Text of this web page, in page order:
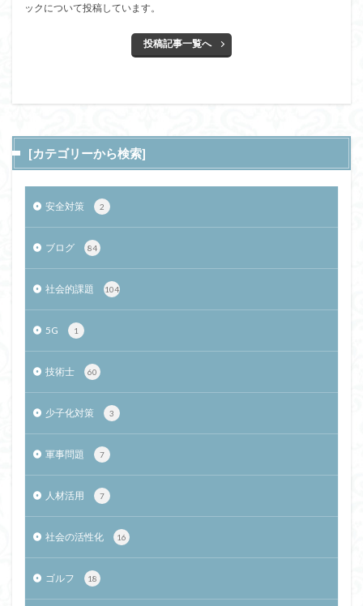
ックについて投稿しています。
投稿記事一覧へ
[カテゴリーから検索]
安全対策 2
ブログ 84
社会的課題 104
5G 1
技術士 60
少子化対策 3
軍事問題 7
人材活用 7
社会の活性化 16
ゴルフ 18